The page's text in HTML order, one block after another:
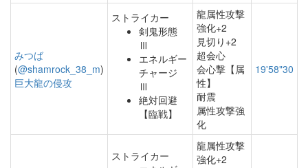
みつば
(@shamrock_38_m)
巨大龍の侵攻
ストライカー
剣鬼形態
Ⅲ
エネルギー
チャージ
Ⅲ
絶対回避
【臨戦】
龍属性攻撃
強化+2
見切り+2
超会心
会心撃【属
性】
耐震
属性攻撃強
化
19'58"30
ストライカー
龍属性攻撃
強化+2